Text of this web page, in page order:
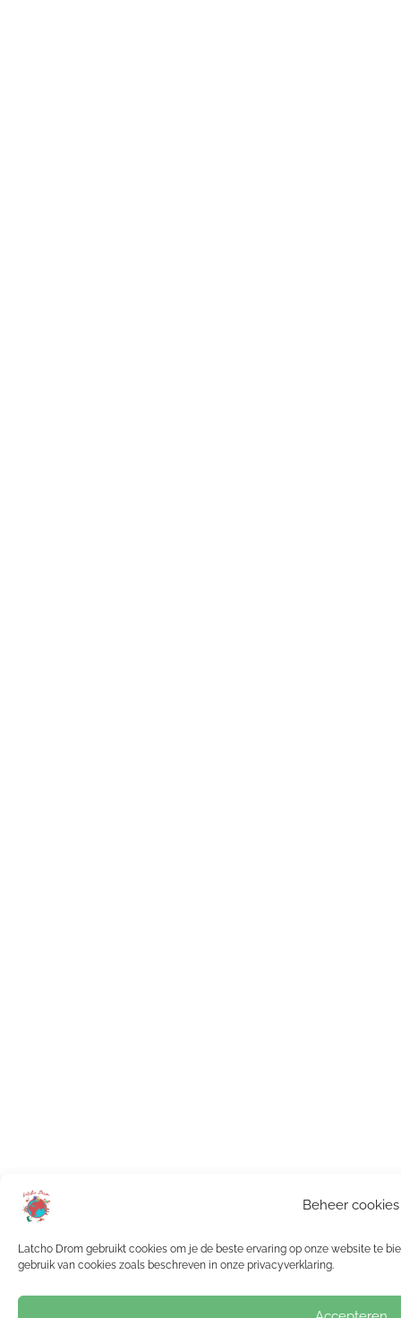
Beheer cookies
Latcho Drom gebruikt cookies om je de beste ervaring op onze website te
gebruik van cookies zoals beschreven in onze privacyverklaring.